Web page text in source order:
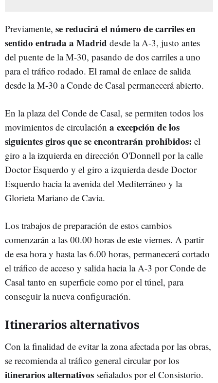
Previamente, se reducirá el número de carriles en
sentido entrada a Madrid desde la A-3, justo antes
del puente de la M-30, pasando de dos carriles a uno
para el tráfico rodado. El ramal de enlace de salida
desde la M-30 a Conde de Casal permanecerá abierto.
En la plaza del Conde de Casal, se permiten todos los
movimientos de circulación a excepción de los
siguientes giros que se encontrarán prohibidos: el
giro a la izquierda en dirección O'Donnell por la calle
Doctor Esquerdo y el giro a izquierda desde Doctor
Esquerdo hacia la avenida del Mediterráneo y la
Glorieta Mariano de Cavia.
Los trabajos de preparación de estos cambios
comenzarán a las 00.00 horas de este viernes. A partir
de esa hora y hasta las 6.00 horas, permanecerá cortado
el tráfico de acceso y salida hacia la A-3 por Conde de
Casal tanto en superficie como por el túnel, para
conseguir la nueva configuración.
Itinerarios alternativos
Con la finalidad de evitar la zona afectada por las obras,
se recomienda al tráfico general circular por los
itinerarios alternativos señalados por el Consistorio.